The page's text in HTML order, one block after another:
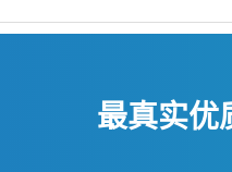
最真实优